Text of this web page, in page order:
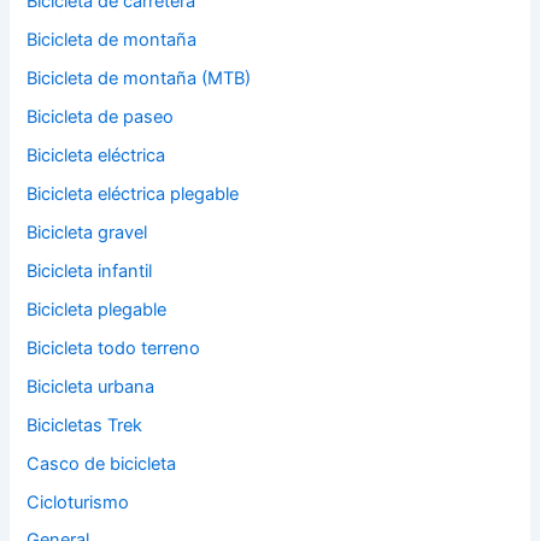
Bicicleta de montaña
Bicicleta de montaña (MTB)
Bicicleta de paseo
Bicicleta eléctrica
Bicicleta eléctrica plegable
Bicicleta gravel
Bicicleta infantil
Bicicleta plegable
Bicicleta todo terreno
Bicicleta urbana
Bicicletas Trek
Casco de bicicleta
Cicloturismo